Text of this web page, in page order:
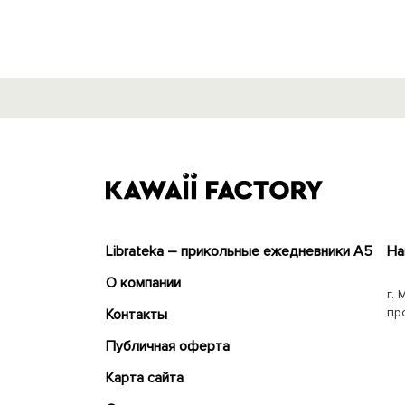
Librateka – прикольные ежедневники А5
О компании
Контакты
Публичная оферта
Карта сайта
г.